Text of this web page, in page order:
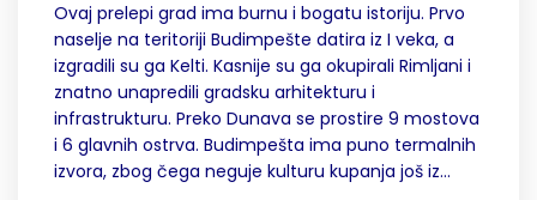
Ovaj prelepi grad ima burnu i bogatu istoriju. Prvo
naselje na teritoriji Budimpešte datira iz I veka, a
izgradili su ga Kelti. Kasnije su ga okupirali Rimljani i
znatno unapredili gradsku arhitekturu i
infrastrukturu. Preko Dunava se prostire 9 mostova
i 6 glavnih ostrva. Budimpešta ima puno termalnih
izvora, zbog čega neguje kulturu kupanja još iz...